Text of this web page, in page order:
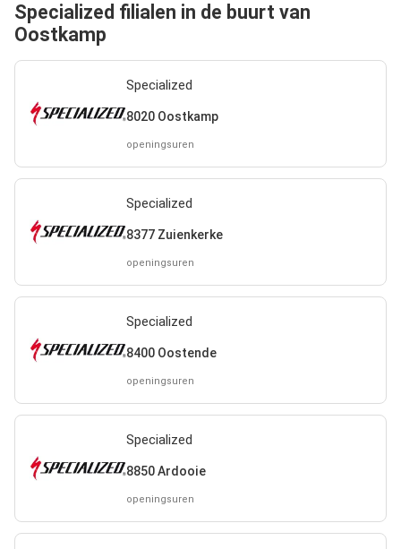
Specialized filialen in de buurt van
Oostkamp
Specialized
8020 Oostkamp
openingsuren
Specialized
8377 Zuienkerke
openingsuren
Specialized
8400 Oostende
openingsuren
Specialized
8850 Ardooie
openingsuren